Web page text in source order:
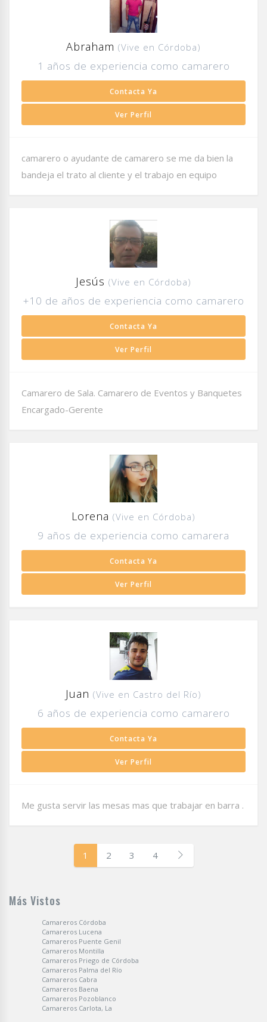
Abraham (Vive en Córdoba)
1 años de experiencia como camarero
Contacta Ya
Ver Perfil
camarero o ayudante de camarero se me da bien la
bandeja el trato al cliente y el trabajo en equipo
Jesús (Vive en Córdoba)
+10 de años de experiencia como camarero
Contacta Ya
Ver Perfil
Camarero de Sala. Camarero de Eventos y Banquetes
Encargado-Gerente
Lorena (Vive en Córdoba)
9 años de experiencia como camarera
Contacta Ya
Ver Perfil
Juan (Vive en Castro del Río)
6 años de experiencia como camarero
Contacta Ya
Ver Perfil
Me gusta servir las mesas mas que trabajar en barra .
1 2 3 4
Más Vistos
Camareros Córdoba
Camareros Lucena
Camareros Puente Genil
Camareros Montilla
Camareros Priego de Córdoba
Camareros Palma del Río
Camareros Cabra
Camareros Baena
Camareros Pozoblanco
Camareros Carlota, La